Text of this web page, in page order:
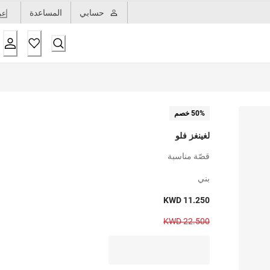
حسابي المساعدة
50% خصم
لغينغز فلو
قصّة مناسبة
بني
KWD 11.250
KWD 22.500